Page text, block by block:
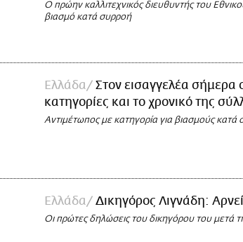
Ο πρώην καλλιτεχνικός διευθυντής του
βιασμό κατά συρροή
Ελλάδα
Στον εισαγγελέα σήμερα
κατηγορίες και το χρονικό της
Αντιμέτωπος με κατηγορία για βιασμούς
Ελλάδα Δικηγόρος Λιγνάδη:
Οι πρώτες δηλώσεις του δικηγόρου του μετά